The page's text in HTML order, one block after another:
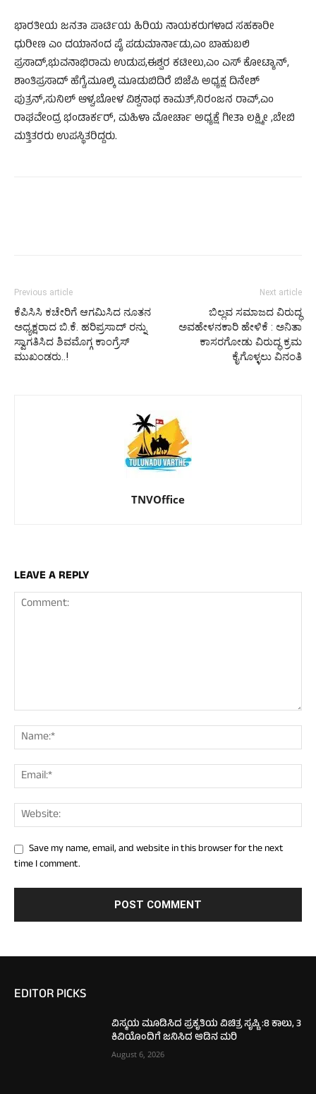
ಭಾರತೀಯ ಜನತಾ ಪಾರ್ಟಿಯ ಹಿರಿಯ ನಾಯಕರುಗಳಾದ ಸಹಕಾರೀ
ಧುರೀಣ ಎಂ ದಯಾನಂದ ಪೈ ಪಡುಮಾರ್ನಾಡು,ಎಂ ಬಾಹುಬಲಿ
ಪ್ರಸಾದ್,ಭುವನಾಭಿರಾಮ ಉಡುಪ,ಈಶ್ವರ ಕಟೀಲು,ಎಂ ಎಸ್ ಕೋಟ್ಯಾನ್,
ಶಾಂತಿಪ್ರಸಾದ್ ಹೆಗ್ಡೆ,ಮೂಲ್ಕಿ ಮೂಡುಬಿದಿರೆ ಬಿಜೆಪಿ ಅಧ್ಯಕ್ಷ ದಿನೇಶ್
ಪುತ್ರನ್,ಸುನಿಲ್ ಆಳ್ವ,ಬೋಳ ವಿಶ್ವನಾಥ ಕಾಮತ್,ನಿರಂಜನ ರಾವ್,ಎಂ
ರಾಘವೇಂದ್ರ ಭಂಡಾರ್ಕರ್, ಮಹಿಳಾ ಮೋರ್ಚಾ ಅಧ್ಯಕ್ಷೆ ಗೀತಾ ಲಕ್ಷ್ಮೀ ,ಬೇಬಿ
ಮತ್ತಿತರರು ಉಪಸ್ಥಿತರಿದ್ದರು.
Previous article
ಕೆಪಿಸಿಸಿ ಕಚೇರಿಗೆ ಆಗಮಿಸಿದ ನೂತನ
ಅಧ್ಯಕ್ಷರಾದ ಬಿ.ಕೆ. ಹರಿಪ್ರಸಾದ್ ರನ್ನು
ಸ್ವಾಗತಿಸಿದ ಶಿವಮೊಗ್ಗ ಕಾಂಗ್ರೆಸ್
ಮುಖಂಡರು..!
Next article
ಬಿಲ್ಲವ ಸಮಾಜದ ವಿರುದ್ಧ
ಅವಹೇಳನಕಾರಿ ಹೇಳಿಕೆ : ಅನಿತಾ
ಕಾಸರಗೋಡು ವಿರುದ್ಧ ಕ್ರಮ
ಕೈಗೊಳ್ಳಲು ವಿನಂತಿ
TNVOffice
LEAVE A REPLY
Save my name, email, and website in this browser for the next
time I comment.
EDITOR PICKS
ವಿಸ್ಮಯ ಮೂಡಿಸಿದ ಪ್ರಕೃತಿಯ ವಿಚಿತ್ರ ಸೃಷ್ಟಿ :8 ಕಾಲು, 3
ಕಿವಿಯೊಂದಿಗೆ ಜನಿಸಿದ ಆಡಿನ ಮರಿ
August 6, 2026